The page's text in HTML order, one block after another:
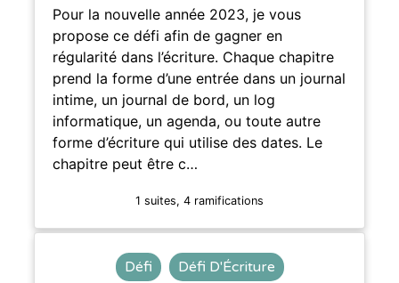
Pour la nouvelle année 2023, je vous
propose ce défi afin de gagner en
régularité dans l’écriture. Chaque chapitre
prend la forme d’une entrée dans un journal
intime, un journal de bord, un log
informatique, un agenda, ou toute autre
forme d’écriture qui utilise des dates. Le
chapitre peut être c…
1 suites, 4 ramifications
Défi Défi D'Écriture